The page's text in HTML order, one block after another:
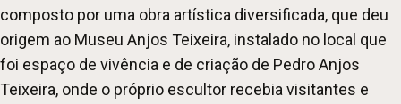
composto por uma obra artística diversificada, que deu
origem ao Museu Anjos Teixeira, instalado no local que
foi espaço de vivência e de criação de Pedro Anjos
Teixeira, onde o próprio escultor recebia visitantes e